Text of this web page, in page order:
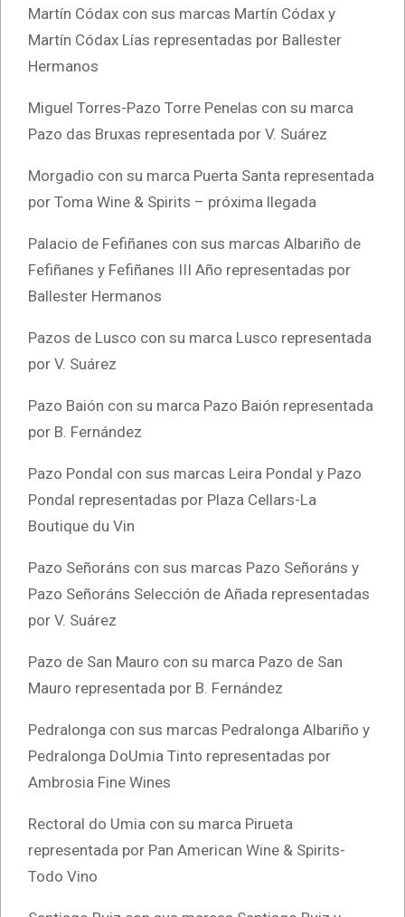
Martín Códax con sus marcas Martín Códax y
Martín Códax Lías representadas por Ballester
Hermanos
Miguel Torres-Pazo Torre Penelas con su marca
Pazo das Bruxas representada por V. Suárez
Morgadio con su marca Puerta Santa representada
por Toma Wine & Spirits – próxima llegada
Palacio de Fefiñanes con sus marcas Albariño de
Fefiñanes y Fefiñanes III Año representadas por
Ballester Hermanos
Pazos de Lusco con su marca Lusco representada
por V. Suárez
Pazo Baión con su marca Pazo Baión representada
por B. Fernández
Pazo Pondal con sus marcas Leira Pondal y Pazo
Pondal representadas por Plaza Cellars-La
Boutique du Vin
Pazo Señoráns con sus marcas Pazo Señoráns y
Pazo Señoráns Selección de Añada representadas
por V. Suárez
Pazo de San Mauro con su marca Pazo de San
Mauro representada por B. Fernández
Pedralonga con sus marcas Pedralonga Albariño y
Pedralonga DoUmia Tinto representadas por
Ambrosia Fine Wines
Rectoral do Umia con su marca Pirueta
representada por Pan American Wine & Spirits-
Todo Vino